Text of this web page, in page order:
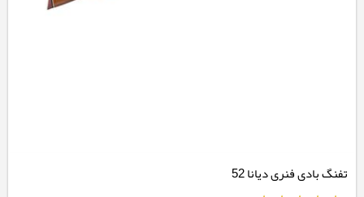
تفنگ بادی فنری دیانا 52